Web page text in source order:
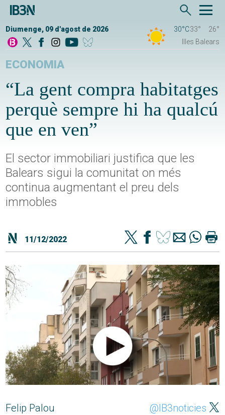
Diumenge, 09 d'agost de 2026 30°C33°
26°
Illes Balears
ECONOMIA
“La gent compra habitatges
perquè sempre hi ha qualcú
que en ven”
El sector immobiliari justifica que les
Balears sigui la comunitat on més
continua augmentant el preu dels
immobles
11/12/2022
Felip Palou @IB3noticies